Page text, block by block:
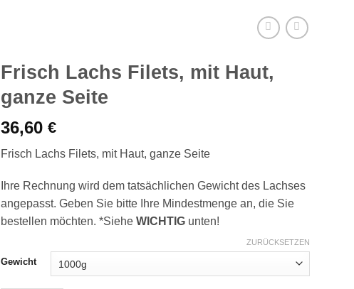
Frisch Lachs Filets, mit Haut,
ganze Seite
36,60 €
Frisch Lachs Filets, mit Haut, ganze Seite
Ihre Rechnung wird dem tatsächlichen Gewicht des Lachses
angepasst. Geben Sie bitte Ihre Mindestmenge an, die Sie
bestellen möchten. *Siehe WICHTIGunten!
Gewicht
ZURÜCKSETZEN